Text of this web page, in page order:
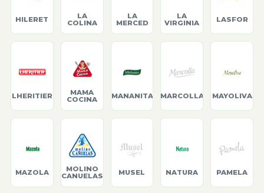
HILERET
LA
COLINA
LA
MERCED
LA
VIRGINIA
LASFOR
LHERITIER
MAMA
COCINA
MANANITA MARCOLLA MAYOLIVA
MAZOLA
MOLINO
CANUELAS
MUSEL NATURA PAMELA